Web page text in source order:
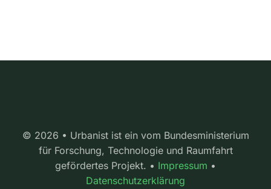
© 2026 • Urbanist ist ein vom Bundesministerium
für Forschung, Technologie und Raumfahrt
gefördertes Projekt. • Impressum •
Datenschutzerklärung